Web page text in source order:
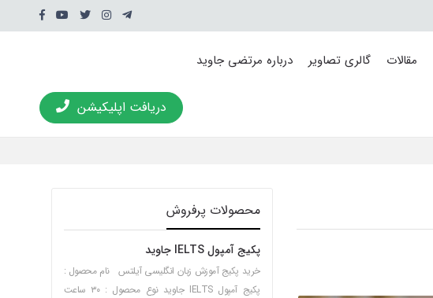
مقالات گالری تصاویر درباره مرتضی جاوید
دریافت اپلیکیشن
محصولات پرفروش
پکیج آمپول IELTS جاوید
خرید پکیج آموزش زبان انگلیسی آیلتس نام محصول :
پکیج آمپول IELTS جاوید نوع محصول : ۳۰ ساعت